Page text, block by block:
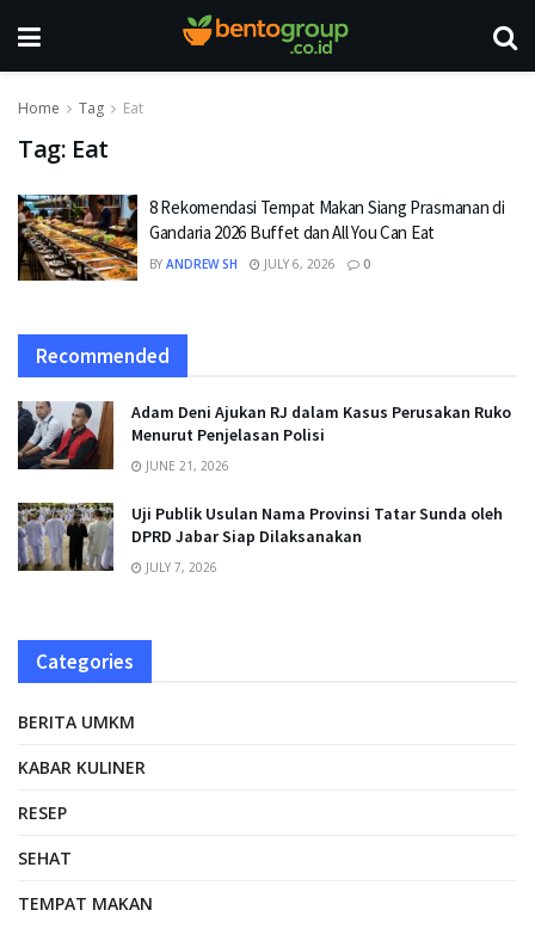
Home Tag Eat
Tag: Eat
8 Rekomendasi Tempat Makan Siang Prasmanan di
Gandaria 2026 Buffet dan All You Can Eat
BY ANDREW SH JULY 6, 2026 0
Recommended
Adam Deni Ajukan RJ dalam Kasus Perusakan Ruko
Menurut Penjelasan Polisi
JUNE 21, 2026
Uji Publik Usulan Nama Provinsi Tatar Sunda oleh
DPRD Jabar Siap Dilaksanakan
JULY 7, 2026
Categories
BERITA UMKM
KABAR KULINER
RESEP
SEHAT
TEMPAT MAKAN